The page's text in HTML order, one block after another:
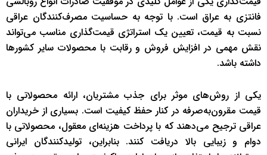
فانتزی به عراق است. با توجه به حساسیت مصرف‌کنندگان عراقی
نسبت به قیمت، تعیین یک استراتژی قیمت‌گذاری مناسب می‌تواند
نقش مهمی در افزایش فروش و رقابت با محصولات سایر کشورها
داشته باشد.
یکی از روش‌های موثر برای جذب مشتریان، ارائه محصولاتی با
قیمت مقرون‌به‌صرفه در کنار حفظ کیفیت است. بسیاری از خریداران
عراقی ترجیح می‌دهند که با پرداخت هزینه‌ای معقول، محصولاتی با
دوام و زیبایی بالا دریافت کنند. بنابراین، تولیدکنندگان ایرانی